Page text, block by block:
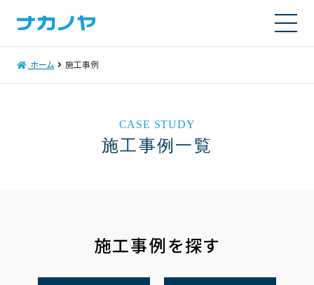
ホーム 施工事例
CASE STUDY
施工事例一覧
施工事例を探す